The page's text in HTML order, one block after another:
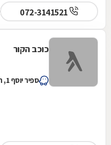
כוכב הקור
ספיר יוסף 1, ראשון לציון